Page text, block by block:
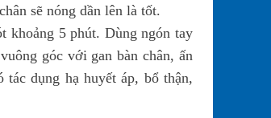
sẽ nóng dần lên là tốt.
khoảng 5 phút. Dùng ngón tay
góc với gan bàn chân, ấn
dụng hạ huyết áp, bổ thận,